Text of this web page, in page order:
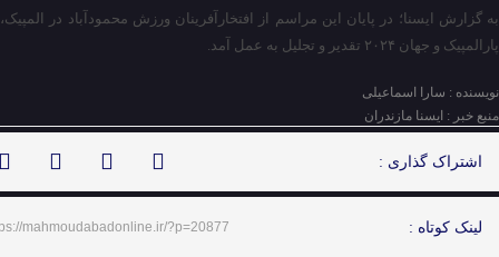
به گزارش ایسنا؛ در پایان این مراسم از افتخارآفرینان ورزش محمودآباد در المپیک،
پارالمپیک و جهان ۲۰۲۴ تقدیر و تجلیل به عمل آمد.
نویسنده : سارا اسماعیلی
منبع خبر : ایسنا مازندران
اشتراک گذاری :
لینک کوتاه : mahmoudabadonline.ir/?p=20877